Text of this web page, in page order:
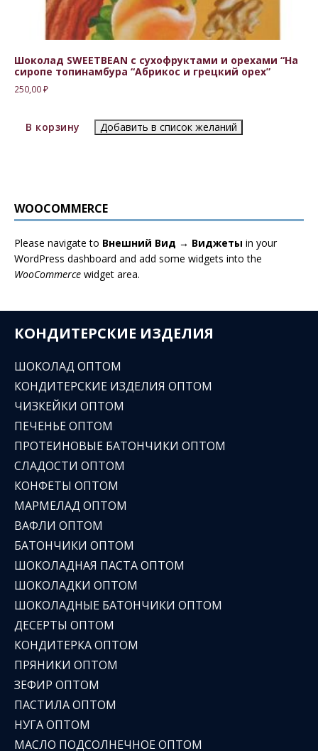
Шоколад SWEETBEAN с сухофруктами и орехами “На
сиропе топинамбура “Абрикос и грецкий орех”
250,00₽
В корзину Добавить в список желаний
WOOCOMMERCE
Please navigate to Внешний Вид → Виджеты in your
WordPress dashboard and add some widgets into the
WooCommerce widget area.
КОНДИТЕРСКИЕ ИЗДЕЛИЯ
ШОКОЛАД ОПТОМ
КОНДИТЕРСКИЕ ИЗДЕЛИЯ ОПТОМ
ЧИЗКЕЙКИ ОПТОМ
ПЕЧЕНЬЕ ОПТОМ
ПРОТЕИНОВЫЕ БАТОНЧИКИ ОПТОМ
СЛАДОСТИ ОПТОМ
КОНФЕТЫ ОПТОМ
МАРМЕЛАД ОПТОМ
ВАФЛИ ОПТОМ
БАТОНЧИКИ ОПТОМ
ШОКОЛАДНАЯ ПАСТА ОПТОМ
ШОКОЛАДКИ ОПТОМ
ШОКОЛАДНЫЕ БАТОНЧИКИ ОПТОМ
ДЕСЕРТЫ ОПТОМ
КОНДИТЕРКА ОПТОМ
ПРЯНИКИ ОПТОМ
ЗЕФИР ОПТОМ
ПАСТИЛА ОПТОМ
НУГА ОПТОМ
МАСЛО ПОДСОЛНЕЧНОЕ ОПТОМ